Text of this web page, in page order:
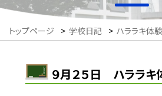
トップページ > 学校日記 > ハララキ体験
９月２５日 ハララキ